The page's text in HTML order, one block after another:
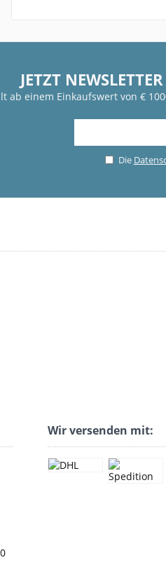
JETZT
ab einem Einkaufswert von €
Die
Wir versenden mit: